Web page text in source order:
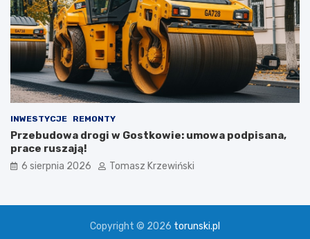
INWESTYCJE REMONTY
Przebudowa drogi w Gostkowie: umowa podpisana,
prace ruszają!
6 sierpnia 2026 Tomasz Krzewiński
Copyright © 2026 torunski.pl